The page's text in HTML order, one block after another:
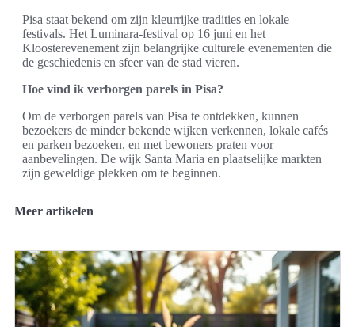
Pisa staat bekend om zijn kleurrijke tradities en lokale
festivals. Het Luminara-festival op 16 juni en het
Kloosterevenement zijn belangrijke culturele evenementen die
de geschiedenis en sfeer van de stad vieren.
Hoe vind ik verborgen parels in Pisa?
Om de verborgen parels van Pisa te ontdekken, kunnen
bezoekers de minder bekende wijken verkennen, lokale cafés
en parken bezoeken, en met bewoners praten voor
aanbevelingen. De wijk Santa Maria en plaatselijke markten
zijn geweldige plekken om te beginnen.
Meer artikelen